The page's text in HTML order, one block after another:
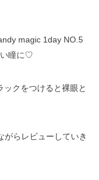
magic 1day NO.5
い瞳に♡
クをつけると裸眼と
がらレビューしていき